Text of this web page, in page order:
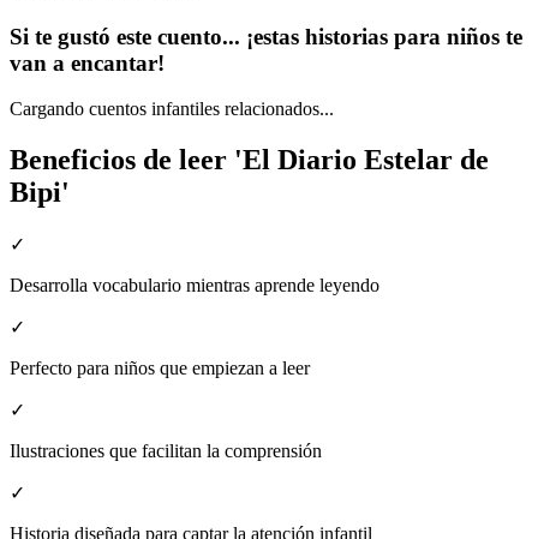
Si te gustó este cuento... ¡estas historias para niños te
van a encantar!
Cargando cuentos infantiles relacionados...
Beneficios de leer 'El Diario Estelar de
Bipi'
✓
Desarrolla vocabulario mientras aprende leyendo
✓
Perfecto para niños que empiezan a leer
✓
Ilustraciones que facilitan la comprensión
✓
Historia diseñada para captar la atención infantil